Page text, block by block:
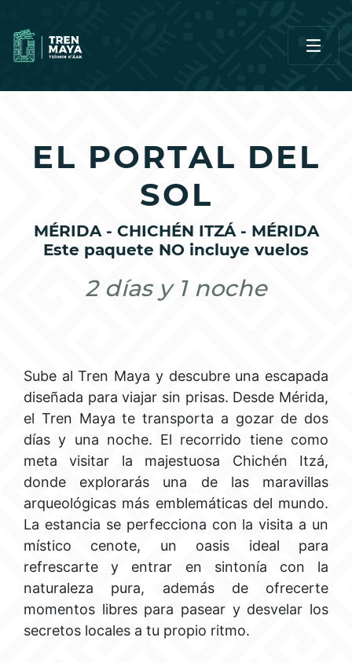
EL PORTAL DEL
SOL
MÉRIDA - CHICHÉN ITZÁ - MÉRIDA
Este paquete NO incluye vuelos
2 días y 1 noche
Sube al Tren Maya y descubre una escapada
diseñada para viajar sin prisas. Desde Mérida,
el Tren Maya te transporta a gozar de dos
días y una noche. El recorrido tiene como
meta visitar la majestuosa Chichén Itzá,
donde explorarás una de las maravillas
arqueológicas más emblemáticas del mundo.
La estancia se perfecciona con la visita a un
místico cenote, un oasis ideal para
refrescarte y entrar en sintonía con la
naturaleza pura, además de ofrecerte
momentos libres para pasear y desvelar los
secretos locales a tu propio ritmo.